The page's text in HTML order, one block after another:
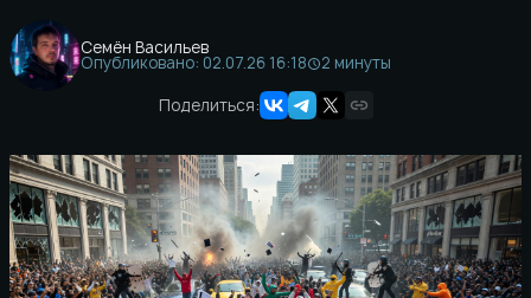
Семён Васильев
Опубликовано: 02.07.26 16:18
2 минуты
Поделиться: